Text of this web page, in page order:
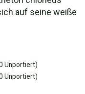
auf seine weiße
Unportiert)
Unportiert)